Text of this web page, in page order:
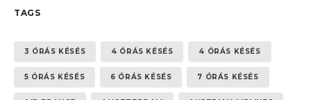
TAGS
3 ÓRÁS KÉSÉS 4 ÓRÁS KÉSÉS 4 ÓRÁS KÉSÉS
5 ÓRÁS KÉSÉS 6 ÓRÁS KÉSÉS 7 ÓRÁS KÉSÉS